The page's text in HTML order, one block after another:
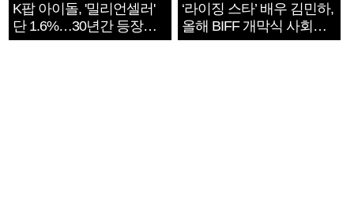
K팝 아이돌, '밀리언셀러'
단 1.6%…30년간 등장
1182개팀 전수조사
‘라이징 스타’ 배우 김민하,
올해 BIFF 개막식 사회자
확정